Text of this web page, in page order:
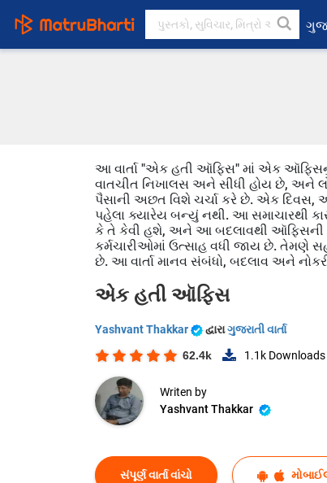
આ વાર્તા "એક હતી ઑફિસ" માં એક
વાતચીત નિખાલસ અને સીધી હોય છે, અને
પૈસાની અછત વિશે ચર્ચા કરે છે. એક
પહેલા ક્યારેય બન્યું નથી. આ સમાચારથી
કે તે કેવી હશે, અને આ બદલાવથી ઑફિસની
કર્મચારીઓમાં ઉત્સાહ વધી જાય છે. તેમણે
છે. આ વાર્તા માનવ સંબંધો, બદલાવ અને
એક હતી ઑફિસ
Yashvant Thakkar દ્વારાગુજરાતી વાર્તા
62.4k 1.1k Downloads
Writen by
Yashvant Thakkar
સંપૂર્ણ વાર્તા વાંચો